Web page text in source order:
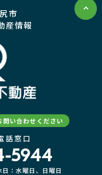
市
産情報
い合わせください
話窓口
5944
日：水曜日、日曜日